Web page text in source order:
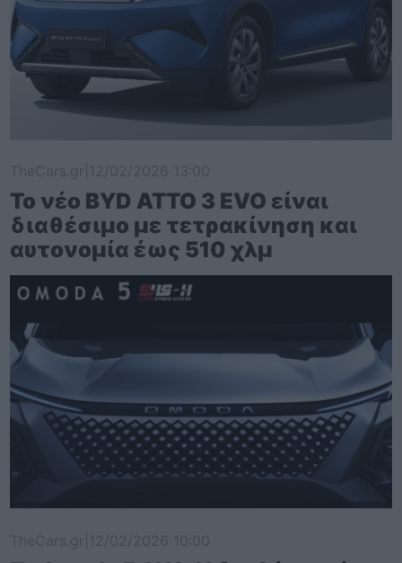
Το νέο BYD ATTO 3 EVO είναι
διαθέσιμο με τετρακίνηση και
αυτονομία έως 510 χλμ